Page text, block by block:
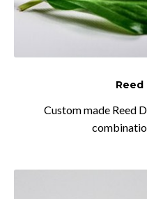
Custom made Reed